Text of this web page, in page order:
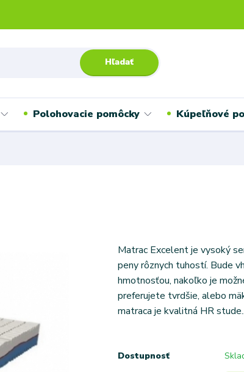
Hľadať
Polohovacie pomôcky Kúpeľňové
Matrac Excelent je vysoký
peny rôznych tuhostí. Bude
hmotnosťou, nakoľko je
preferujete tvrdšie, alebo
matraca je kvalitná HR
Dostupnosť